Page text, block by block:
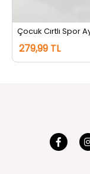
279,99 TL